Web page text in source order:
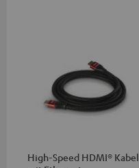
High-Speed HDMI® Kabel